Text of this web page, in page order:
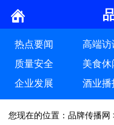
热点要闻 高端访
质量安全
美食休
企业发展
酒业播
您现在的位置： 品牌传播网